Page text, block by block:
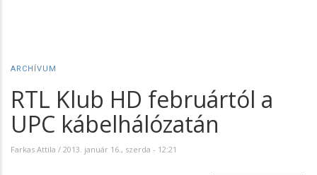
ARCHÍVUM
RTL Klub HD februártól a
UPC kábelhálózatán
Farkas Attila / 2013. január 16., szerda - 12:21